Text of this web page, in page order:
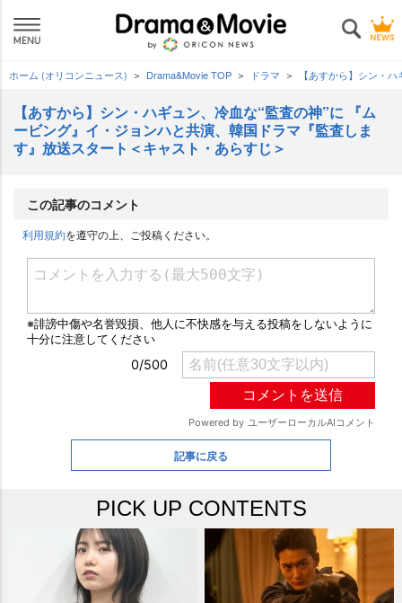
ホーム (オリコンニュース) Drama&Movie TOP ドラマ 【あすから】シン・
【あすから】シン・ハギュン、冷血な“監査の神”に 『ム
ービング』イ・ジョンハと共演、韓国ドラマ『監査しま
す』放送スタート＜キャスト・あらすじ＞
この記事のコメント
利用規約を遵守の上、ご投稿ください。
記事に戻る
PICK UP CONTENTS